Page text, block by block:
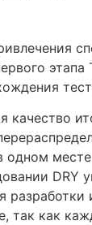
одном
DRY
разработки
так как